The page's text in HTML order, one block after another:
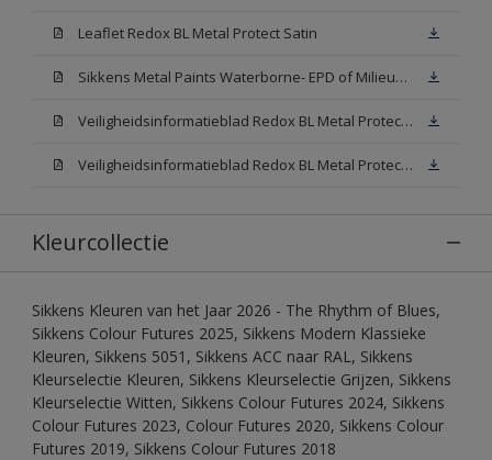
Leaflet Redox BL Metal Protect Satin
Sikkens Metal Paints Waterborne- EPD of Milieuproductverklaring
Veiligheidsinformatieblad Redox BL Metal Protect Satin N00 (MSDS)
Veiligheidsinformatieblad Redox BL Metal Protect Satin White W05 (MSDS)
Kleurcollectie
Sikkens Kleuren van het Jaar 2026 - The Rhythm of Blues,
Sikkens Colour Futures 2025, Sikkens Modern Klassieke
Kleuren, Sikkens 5051, Sikkens ACC naar RAL, Sikkens
Kleurselectie Kleuren, Sikkens Kleurselectie Grijzen, Sikkens
Kleurselectie Witten, Sikkens Colour Futures 2024, Sikkens
Colour Futures 2023, Colour Futures 2020, Sikkens Colour
Futures 2019, Sikkens Colour Futures 2018